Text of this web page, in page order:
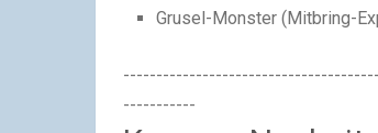
Grusel-Monster (Mitbring-
-----------